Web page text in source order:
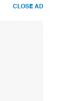
CLOSE AD